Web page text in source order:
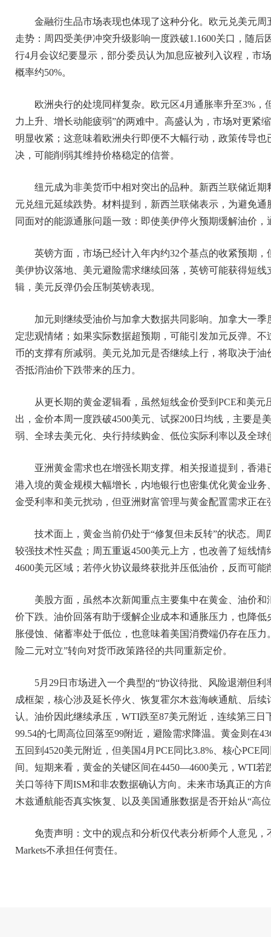
金融衍生品市场表现也体现了这种分化。欧元兑美元
走势：周四受美伊冲突升级影响一度跌破1.1600关口，随
行4月会议纪要显示，部分委员认为加息应被列入议程，市
概率约50%。
欧洲央行的处境同样复杂。欧元区4月通胀率升至3%
力上升、增长动能疲弱”的两难中。高盛认为，市场对更紧
明显收紧；这意味着欧洲央行即便不大幅行动，政策传导
决，可能削弱其维持价格稳定的信誉。
纽元成为非美货币中相对突出的品种。新西兰联储近
元兑纽元延续跌势。材料提到，新西兰联储表示，为避免
同面对的能源通胀问题一致：即使美伊停火预期缓解油价
英镑方面，市场已经计入年内约32个基点的收紧预期
美伊协议落地、美元避险需求继续回落，英镑可能获得短
辑，美元反弹仍会压制英镑表现。
加元则继续受油价与加拿大数据共同影响。加拿大一
定悲观情绪；如果实际数据超预期，可能引发加元反弹。
币的支撑有所减弱。美元兑加元是否继续上行，将取决于
否抵消油价下跌带来的压力。
从更长期的黄金逻辑看，虽然短线金价受到PCE和美
出，金价本周一度跌破4500美元、试探200日均线，主要
弱、全球去美元化、央行持续购金、低位实际利率以及全
亚洲黄金需求也在增强长期支撑。相关报道提到，香
港入境的黄金规模大幅增长，内地银行也密集优化黄金业
金受利率和美元扰动，但亚洲财富管理与黄金配置需求正
技术面上，黄金当前仍处于“修复但未反转”的状态。
较强技术性买盘；周五重返4500美元上方，也改善了短线
4600美元区域；若停火协议最终获批并压低油价，反而可
美股方面，虽然本次新闻重点主要集中在黄金、油价
价下跌。油价回落有助于缓解企业成本和通胀压力，也降
胀侵蚀、储蓄率处于低位，也意味着美国消费端仍存在压
险二元对立”转向对货币政策路径的共同重新定价。
5月29日市场进入一个典型的“协议待批、风险退潮但
成框架，核心涉及延长停火、恢复霍尔木兹海峡通航、后
认。油价因此继续承压，WTI跌至87美元附近，连续第三
99.54的七周高位回落至99附近，避险需求降温。黄金则在
五回到4520美元附近，但美国4月PCE同比3.8%、核心PCE
间。短期来看，黄金的关键区间在4450—4600美元，WTI
关口等待下周ISM和非农数据确认方向。未来市场真正的
木兹通航能否真实恢复、以及美国通胀数据是否开始从“高
免责声明：文中的观点和分析仅代表分析师个人意见
Markets不承担任何责任。